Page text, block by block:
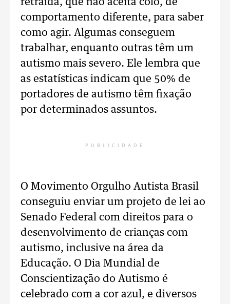
retraída, que não aceita colo, de
comportamento diferente, para saber
como agir. Algumas conseguem
trabalhar, enquanto outras têm um
autismo mais severo. Ele lembra que
as estatísticas indicam que 50% de
portadores de autismo têm fixação
por determinados assuntos.
PUBLICIDADE
O Movimento Orgulho Autista Brasil
conseguiu enviar um projeto de lei ao
Senado Federal com direitos para o
desenvolvimento de crianças com
autismo, inclusive na área da
Educação. O Dia Mundial de
Conscientização do Autismo é
celebrado com a cor azul, e diversos